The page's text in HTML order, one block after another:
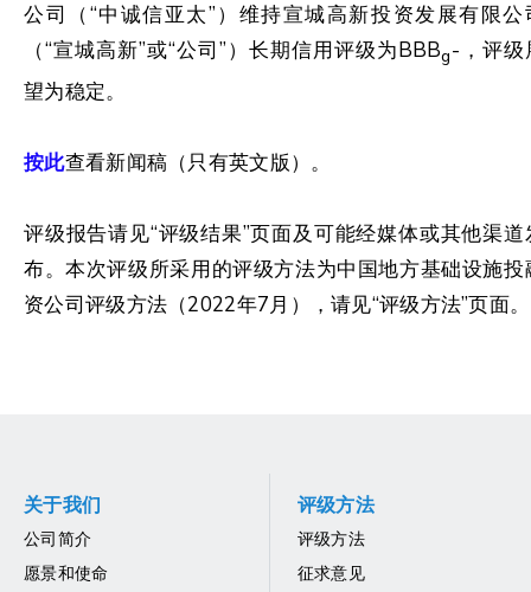
公司（“中诚信亚太”）维持宣城高新投资发展有限公
（“宣城高新”或“公司”）长期信用评级为BBBg-，评级
望为稳定。
按此查看新闻稿（只有英文版）。
评级报告请见“评级结果”页面及可能经媒体或其他渠道
布。本次评级所采用的评级方法为中国地方基础设施投
资公司评级方法（2022年7月），请见“评级方法”页面。
关于我们
公司简介
愿景和使命
评级方法
评级方法
征求意见